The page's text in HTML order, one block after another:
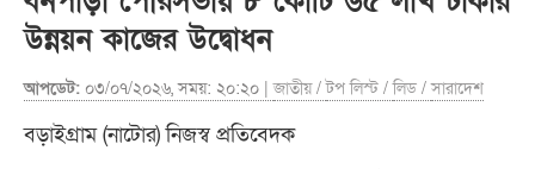
উন্নয়ন কাজের উদ্বোধন
আপডেট: ০৩/০৭/২০২৬, সময়: ২০:২০ |জাতীয়/টপ লিস্ট /লিড /সারাদেশ
বড়াইগ্রাম (নাটোর) নিজস্ব প্রতিবেদক